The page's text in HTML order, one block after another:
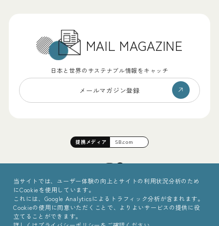
MAIL MAGAZINE
日本と世界のサステナブル情報をキャッチ
メールマガジン登録
提携メディア SB.com
当サイトでは、ユーザー体験の向上とサイトの利用状況分析のため
にCookieを使用しています。
これには、Google Analyticsによるトラフィック分析が含まれます。
Cookieの使用に同意いただくことで、よりよいサービスの提供に役
立てることができます。